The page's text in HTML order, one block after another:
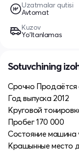
Uzatmalar qutisi
Avtomat
Kuzov
Yo‘ltanlamas
Sotuvchining
Срочно Продаётся
Год выпуска 2012
Круговой
Пробег 170 000
Состояние машина
Крашынные место